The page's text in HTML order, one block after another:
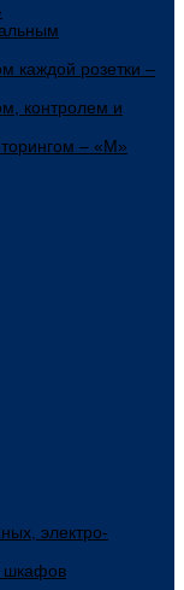
каждой розетки –
контролем и
– «М»
электро-
шкафов